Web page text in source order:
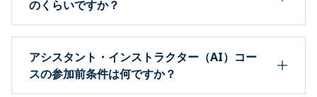
のくらいですか？
アシスタント・インストラクター（AI）コー
スの参加前条件は何ですか？